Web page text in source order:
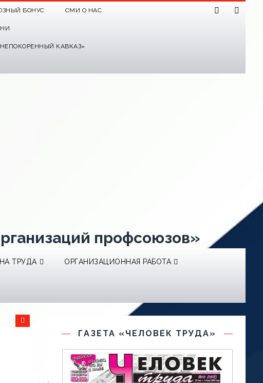
БОНУС СМИ О НАС
КАВКАЗ»
профсоюзов»
ТРУДА ОРГАНИЗАЦИОННАЯ РАБОТА
ГАЗЕТА «ЧЕЛОВЕК ТРУДА»